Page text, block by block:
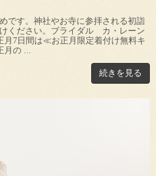
です。神社やお寺に参拝される初詣
ください。ブライダル カ・レーン
月7日間は≪お正月限定着付け無料キ
の ...
続きを見る